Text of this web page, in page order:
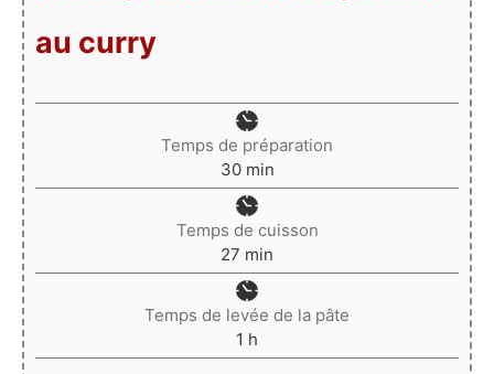
au curry
Temps de préparation
30minutes
min
Temps de cuisson
27 minutes
min
Temps de levée de la pâte
1 heure
h